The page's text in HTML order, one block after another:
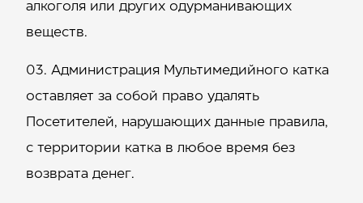
алкоголя или других одурманивающих
веществ.
Администрация Мультимедийного катка
оставляет за собой право удалять
Посетителей, нарушающих данные правила,
с территории катка в любое время без
возврата денег.